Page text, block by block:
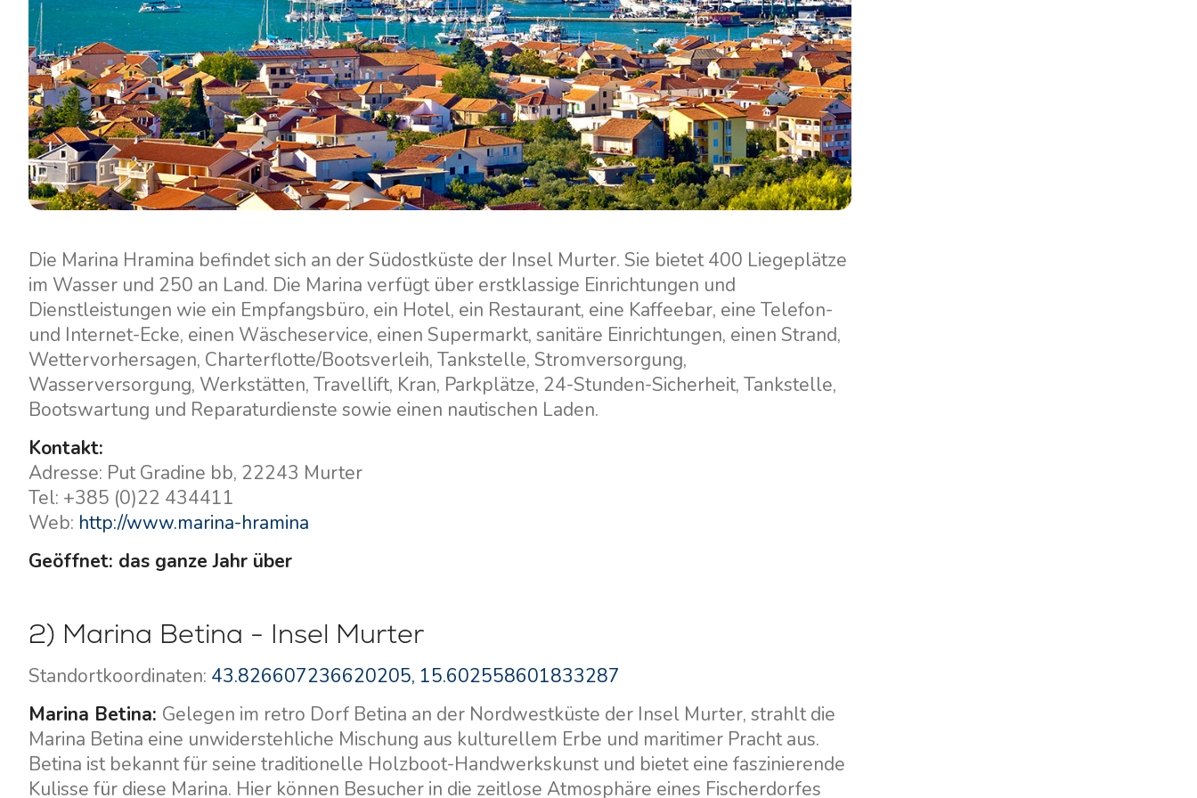
Die Marina Hramina befindet sich an der Südostküste der Insel Murter. Sie bietet 400 Liegeplätze
im Wasser und 250 an Land. Die Marina verfügt über erstklassige Einrichtungen und
Dienstleistungen wie ein Empfangsbüro, ein Hotel, ein Restaurant, eine Kaffeebar, eine Telefon-
und Internet-Ecke, einen Wäscheservice, einen Supermarkt, sanitäre Einrichtungen, einen Strand,
Wettervorhersagen, Charterflotte/Bootsverleih, Tankstelle, Stromversorgung,
Wasserversorgung, Werkstätten, Travellift, Kran, Parkplätze, 24-Stunden-Sicherheit, Tankstelle,
Bootswartung und Reparaturdienste sowie einen nautischen Laden.
Kontakt:
Adresse: Put Gradine bb, 22243 Murter
Tel: +385 (0)22 434411
Web: http://www.marina-hramina
Geöffnet: das ganze Jahr über
2) Marina Betina - Insel Murter
Standortkoordinaten: 43.826607236620205, 15.602558601833287
Marina Betina: Gelegen im retro Dorf Betina an der Nordwestküste der Insel Murter, strahlt die
Marina Betina eine unwiderstehliche Mischung aus kulturellem Erbe und maritimer Pracht aus.
Betina ist bekannt für seine traditionelle Holzboot-Handwerkskunst und bietet eine faszinierende
Kulisse für diese Marina. Hier können Besucher in die zeitlose Atmosphäre eines Fischerdorfes